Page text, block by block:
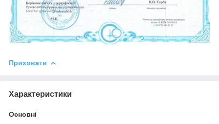
Приховати
Характеристики
Основні